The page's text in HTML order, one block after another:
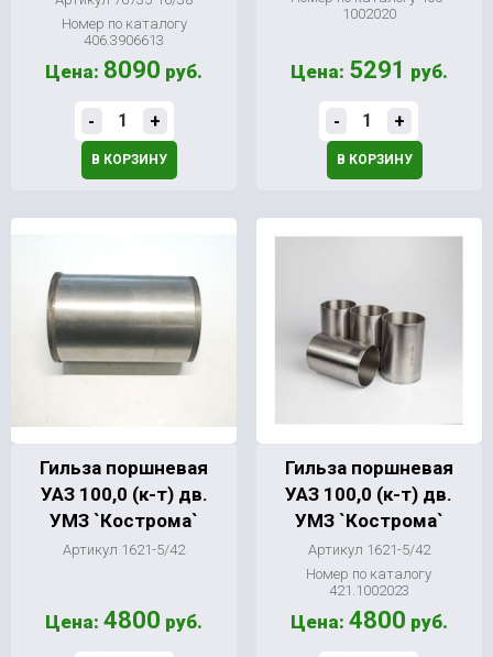
Номер по каталогу
406.3906613
Цена: 8090 руб.
- +
В КОРЗИНУ
1002020
Цена: 5291 руб.
- +
В КОРЗИНУ
Гильза поршневая
УАЗ 100,0 (к-т) дв.
УМЗ `Кострома`
Артикул 1621-5/42
Цена:4800 руб.
Гильза поршневая
УАЗ 100,0 (к-т) дв.
УМЗ `Кострома`
Артикул 1621-5/42
Номер по каталогу
421.1002023
Цена: 4800 руб.